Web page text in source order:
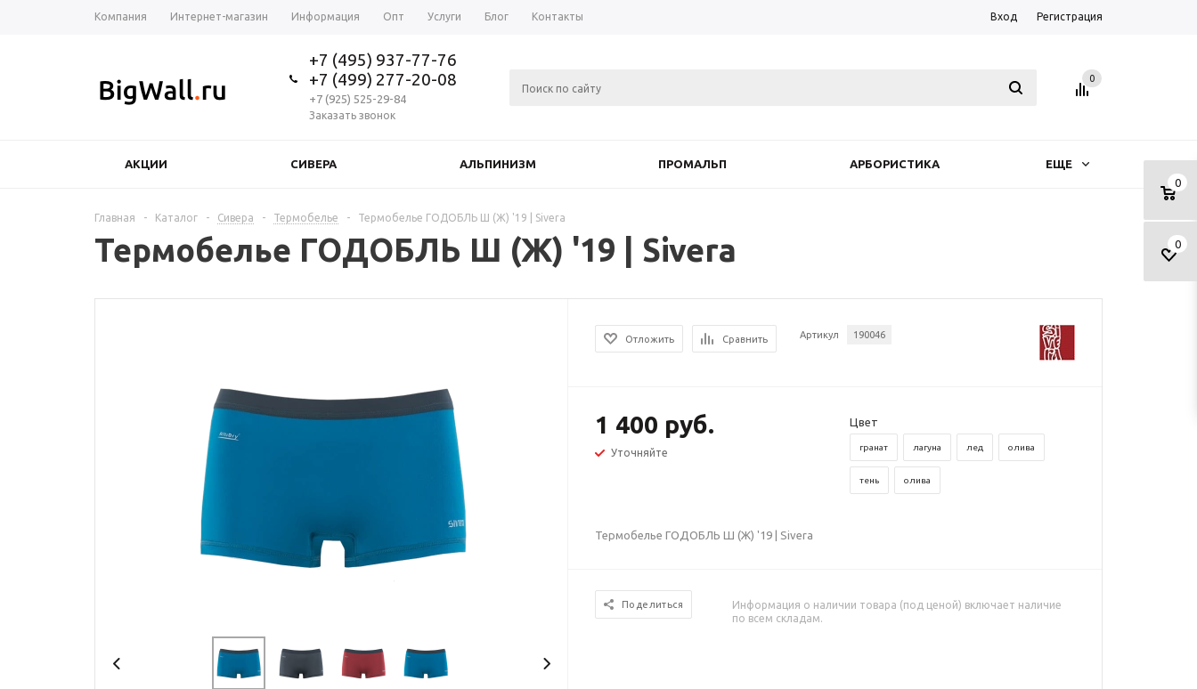
Компания Интернет-магазин Информация Опт Услуги Блог Контакты Вход Регистрация
+7 (495) 937-77-76
+7 (499) 277-20-08
+7 (925) 525-29-84
Заказать звонок
0
0
0
АКЦИИ СИВЕРА АЛЬПИНИЗМ ПРОМАЛЬП АРБОРИСТИКА ЕЩЕ
Главная - Каталог - Сивера - Термобелье - Термобелье ГОДОБЛЬ Ш (Ж) '19 | Sivera
Термобелье ГОДОБЛЬ Ш (Ж) '19 | Sivera
Отложить Сравнить Артикул 190046
1 400 руб.
Уточняйте
Цвет
гранат лагуна лед олива
тень олива
Термобелье ГОДОБЛЬ Ш (Ж) '19 | Sivera
Поделиться
Информация о наличии товара (под ценой) включает наличие
по всем складам.